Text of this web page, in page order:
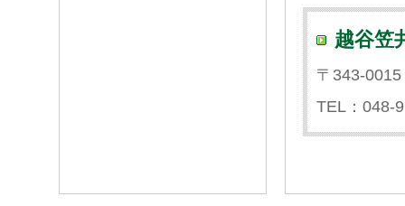
越谷笠
〒343-
TEL：048-